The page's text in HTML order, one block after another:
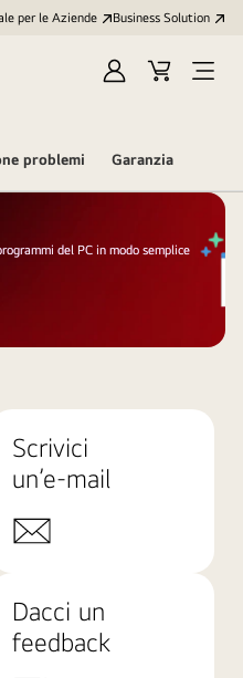
per le Aziende Business Solution
AccediCart
Open
problemi Garanzia
del PC in modo semplice
Scrivici
un’e-mail
Dacci un
feedback